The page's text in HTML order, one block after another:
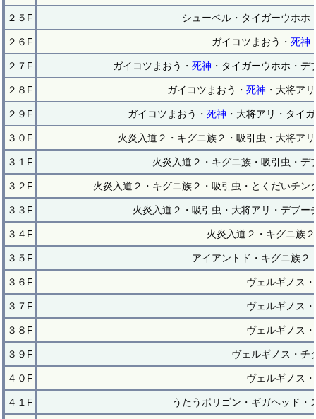
２５F シューベル・タイガーウホホ
２６F ガイコツまおう・ 死神
２７F ガイコツまおう・ 死神 ・タイガーウホホ・デ
２８F ガイコツまおう・ 死神 ・大将ア
２９F ガイコツまおう・ 死神 ・大将アリ・タイ
３０F 火炎入道２・キグニ族２・吸引虫・大将ア
３１F 火炎入道２・キグニ族・吸引虫・
３２F 火炎入道２・キグニ族２・吸引虫・とくだいチン
３３F 火炎入道２・吸引虫・大将アリ・デブー
３４F 火炎入道２・キグニ族
３５F アイアントド・キグニ族２
３６F ヴェルギノス
３７F ヴェルギノス
３８F ヴェルギノス
３９F ヴェルギノス・チ
４０F ヴェルギノス
４１F うたうポリゴン・ギガヘッド